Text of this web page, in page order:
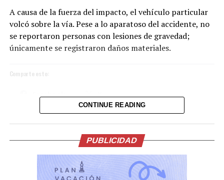
La ceremonia, incluyó una oración y reflexión que
acompañaron el inicio de esta nueva etapa de gobierno.
En su intervención, el Presidente de la Espriella, hizo
importantes anuncios en materia económica, salud,
lucha contra la corrupción, el servicio público y la
A causa de la fuerza del impacto, el vehículo particular
volcó sobre la vía. Pese a lo aparatoso del accidente, no
se reportaron personas con lesiones de gravedad;
únicamente se registraron daños materiales.
Comparte esto:
Me gusta esto:
CONTINUE READING
PUBLICIDAD